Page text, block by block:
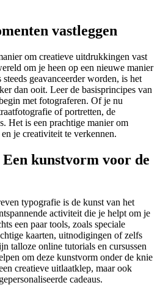
vastleggen
om creatieve uitdrukkingen vast
om je heen op een nieuwe manier
geavanceerder worden, is het
dan ooit. Leer de basisprincipes van
met fotograferen. Of je nu
of portretten, de
Het is een prachtige manier om
je creativiteit te verkennen.
kunstvorm voor de
typografie is de kunst van het
activiteit die je helpt om je
een paar tools, zoals speciale
kaarten, uitnodigingen of zelfs
talloze online tutorials en cursussen
om deze kunstvorm onder de knie
creatieve uitlaatklep, maar ook
cadeaus.